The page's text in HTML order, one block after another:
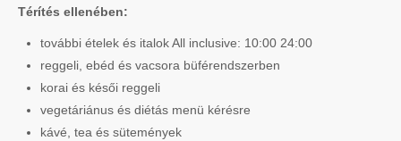
Térítés ellenében:
további ételek és italok All inclusive: 10:00 24:00
reggeli, ebéd és vacsora büférendszerben
korai és késői reggeli
vegetáriánus és diétás menü kérésre
kávé, tea és sütemények